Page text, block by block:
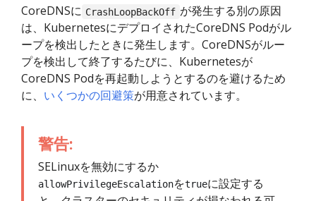
CoreDNSに CrashLoopBackOff が発生する別の原因
は、KubernetesにデプロイされたCoreDNS Podがル
ープを検出したときに発生します。CoreDNSがルー
プを検出して終了するたびに、Kubernetesが
CoreDNS Podを再起動しようとするのを避けるため
に、 いくつかの回避策が用意されています。
警告:
SELinuxを無効にするか
allowPrivilegeEscalationをtrueに設定する